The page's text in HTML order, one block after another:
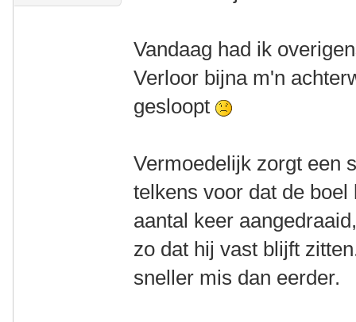
Vandaag had ik
Verloor bijna m'n
gesloopt
Vermoedelijk zorgt een
telkens voor dat de
aantal keer
zo dat hij vast blijft
sneller mis dan eerder.